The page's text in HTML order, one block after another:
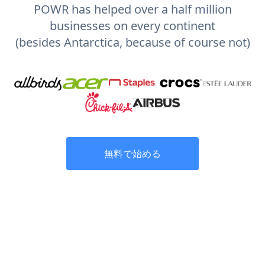
POWR has helped over a half million
businesses on every continent
(besides Antarctica, because of course not)
無料で始める